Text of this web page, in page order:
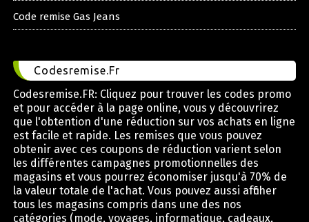
Code remise Gas Jeans
Codesremise.Fr
Codesremise.FR: Cliquez pour trouver les codes promo
et pour accéder à la page online, vous y découvrirez
que l'obtention d'une réduction sur vos achats en ligne
est facile et rapide. Les remises que vous pouvez
obtenir avec ces coupons de réduction varient selon
les différentes campagnes promotionnelles des
magasins et vous pourrez économiser jusqu'à 70% de
la valeur totale de l'achat. Vous pouvez aussi afficher
tous les magasins compris dans une des nos
catégories (mode, voyages, informatique, cadeaux,